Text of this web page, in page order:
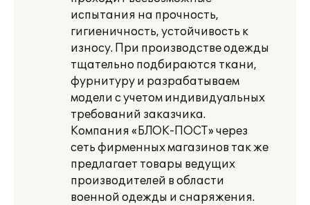
испытания на прочность,
гигиеничность, устойчивость к
износу. При производстве одежды
тщательно подбираются ткани,
фурнитуру и разрабатываем
модели с учетом индивидуальных
требований заказчика.
Компания «БЛОК-ПОСТ» через
сеть фирменных магазинов так же
предлагает товары ведущих
производителей в области
военной одежды и снаряжения.